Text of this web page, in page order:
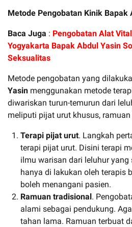
Metode Pengobatan Kinik Bapak
Baca Juga : Pengobatan Alat
Yogyakarta Bapak Abdul Yasin
Seksualitas
Metode pengobatan yang
Yasin menggunakan metode
diwariskan turun-temurun dari
meliputi pijat urut khusus,
Terapi pijat urut. Langkah
terapi pijat urut. Disini terapi
ilmu warisan dari leluhur
hanya di lakukan oleh terapis
boleh menangani pasien.
Ramuan tradisional .
alami sebagai pendukung.
tahan lama. Ramuan terbuat